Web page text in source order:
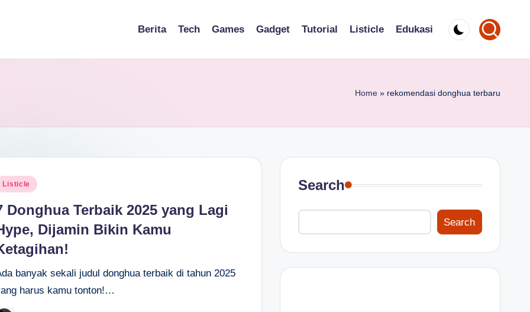
Berita Tech Games Gadget Tutorial Listicle Edukasi
Home » rekomendasi donghua terbaru
Listicle
Donghua Terbaik 2025 yang Lagi
Dijamin Bikin Kamu
banyak sekali judul donghua terbaik di tahun 2025
harus kamu tonton!…
Search
Search